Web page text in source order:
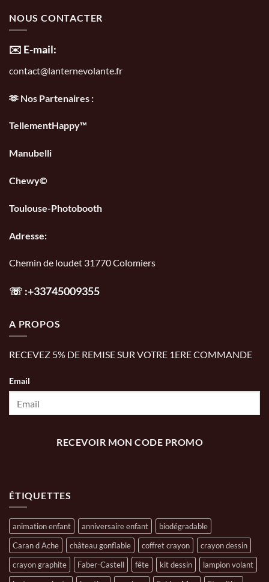
NOUS CONTACTER
✉️ E-mail:
contact@lanternevolante.fr
🫶 Nos Partenaires :
TellementHappy™
Manubelli
Chewy©
Toulouse-Photobooth
Adresse:
Chemin de loudet 31770 Colomiers
☏ :+33745009355
A PROPOS
RECEVEZ 5% DE REMISE SUR VOTRE 1ERE COMMANDE
Email
RECEVOIR MON CODE PROMO
ÉTIQUETTES
animation enfant anniversaire enfant
biodégradable
Caran d Ache
château gonflable coffret crayon
crayon dessin
crayon graphite
Faber-Castell fête kit dessin
lampion volant